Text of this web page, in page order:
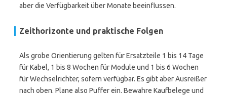
aber die Verfügbarkeit über Monate beeinflussen.
Zeithorizonte und praktische Folgen
Als grobe Orientierung gelten für Ersatzteile 1 bis 14 Tage
für Kabel, 1 bis 8 Wochen für Module und 1 bis 6 Wochen
für Wechselrichter, sofern verfügbar. Es gibt aber Ausreißer
nach oben. Plane also Puffer ein. Bewahre Kaufbelege und